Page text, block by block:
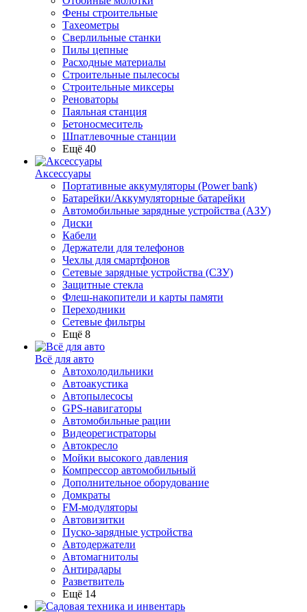
Фены строительные
Тахеометры
Сверлильные станки
Пилы цепные
Расходные материалы
Строительные пылесосы
Строительные миксеры
Реноваторы
Паяльная станция
Бетоносмеситель
Шпатлевочные станции
Ещё 40
Аксессуары
Портативные аккумуляторы (Power bank)
Батарейки/Аккумуляторные батарейки
Автомобильные зарядные устройства (АЗУ)
Диски
Кабели
Держатели для телефонов
Чехлы для смартфонов
Сетевые зарядные устройства (СЗУ)
Защитные стекла
Флеш-накопители и карты памяти
Переходники
Сетевые фильтры
Ещё 8
Всё для авто
Автохолодильники
Автоакустика
Автопылесосы
GPS-навигаторы
Автомобильные рации
Видеорегистраторы
Автокресло
Мойки высокого давления
Компрессор автомобильный
Дополнительное оборудование
Домкраты
FM-модуляторы
Автовизитки
Пуско-зарядные устройства
Автодержатели
Автомагнитолы
Антирадары
Разветвитель
Ещё 14